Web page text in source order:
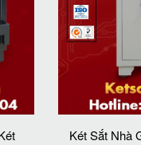
Két Sắt Nhà